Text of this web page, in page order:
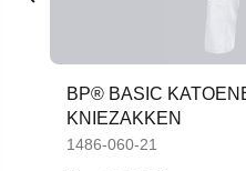
BP® BASIC
KNIEZAKKEN
1486-060-21